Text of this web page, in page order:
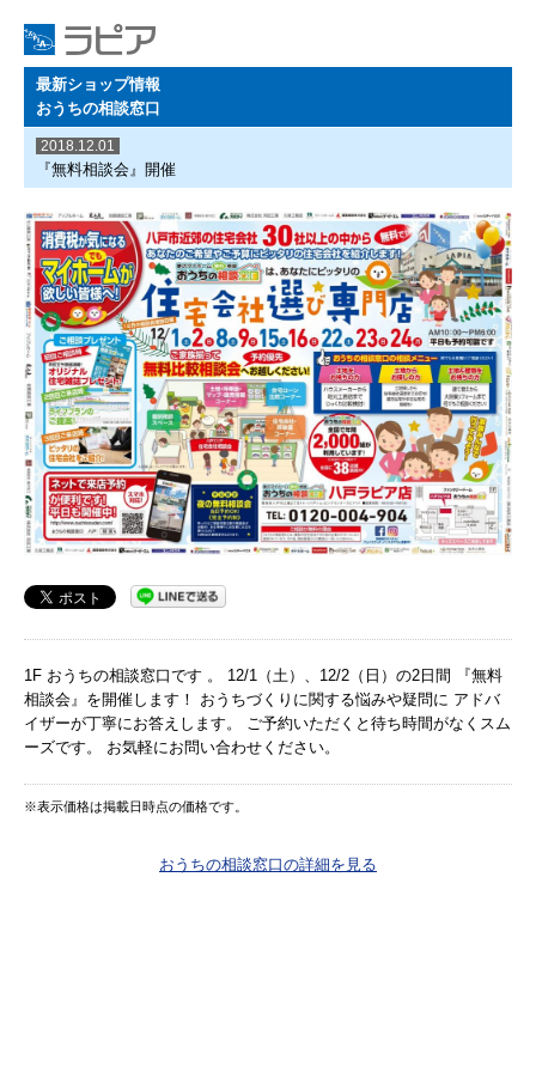
最新ショップ情報
おうちの相談窓口
2018.12.01
『無料相談会』開催
1F おうちの相談窓口です 。 12/1（土）、12/2（日）の2日間 『無料
相談会』を開催します！ おうちづくりに関する悩みや疑問に アドバ
イザーが丁寧にお答えします。 ご予約いただくと待ち時間がなくスム
ーズです。 お気軽にお問い合わせください。
※表示価格は掲載日時点の価格です。
おうちの相談窓口の詳細を見る